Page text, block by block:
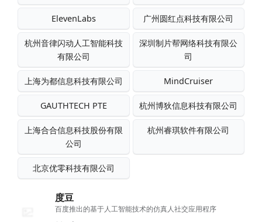
ElevenLabs 广州圆红点科技有限公司
杭州音律闪动人工智能科技
有限公司
深圳制片帮网络科技有限公
司
上海为都信息科技有限公司 MindCruiser
GAUTHTECH PTE 杭州博狄信息科技有限公司
上海合合信息科技股份有限
公司
杭州睿琪软件有限公司
北京优零科技有限公司
度豆
百度推出的基于人工智能技术的仿真人社交应用程序